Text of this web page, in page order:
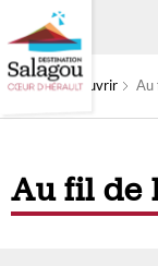
À découvrir Au
Au fil de